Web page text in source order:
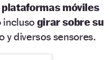
plataformas móviles
incluso girar sobre su
y diversos sensores.